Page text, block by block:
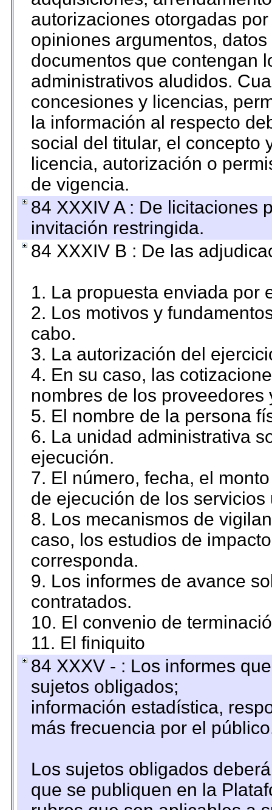
autorizaciones otorgadas
opiniones argumentos,
documentos que contengan
administrativos aludidos.
concesiones y licencias,
la información al respecto
social del titular, el concepto
licencia, autorización o
de vigencia.
84 XXXIV A : De licitaciones
invitación restringida.
84 XXXIV B : De las
1. La propuesta enviada por
2. Los motivos y
cabo.
3. La autorización del
4. En su caso, las
nombres de los proveedores
5. El nombre de la persona
6. La unidad administrativa
ejecución.
7. El número, fecha, el
de ejecución de los servicios
8. Los mecanismos de
caso, los estudios de
corresponda.
9. Los informes de avance
contratados.
10. El convenio de
11. El finiquito
84 XXXV - : Los informes
sujetos obligados;
información estadística,
más frecuencia por el
Los sujetos obligados
que se publiquen en la